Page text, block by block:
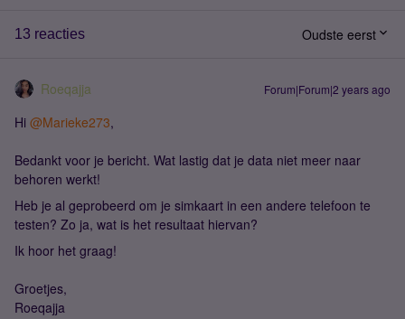
13 reacties Oudste eerst
Roeqajja Forum|Forum|2 years ago
Hi @Marieke273,
Bedankt voor je bericht. Wat lastig dat je data niet meer naar
behoren werkt!
Heb je al geprobeerd om je simkaart in een andere telefoon te
testen? Zo ja, wat is het resultaat hiervan?
Ik hoor het graag!
Groetjes,
Roeqajja